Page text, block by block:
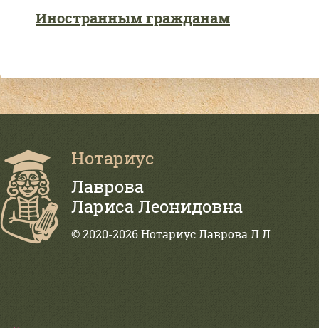
Иностранным гражданам
Нотариус
Лаврова
Лариса Леонидовна
© 2020-2026 Нотариус Лаврова Л.Л.